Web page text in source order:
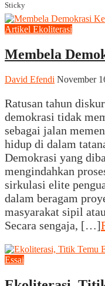
Sticky
Artikel Ekoliterasi
Membela
David Efendi November
Ratusan tahun
demokrasi tidak
sebagai jalan
hidup di dalam
Demokrasi yang
mengindahkan
sirkulasi elite
dalam beragam
masyarakat sipil
Secara sengaja, […]
Essai